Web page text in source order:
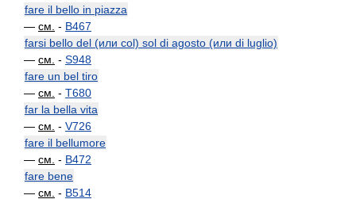
fare il bello in piazza
— см. - B467
farsi bello del (или col) sol di agosto (или di luglio)
— см. - S948
fare un bel tiro
— см. - T680
far la bella vita
— см. - V726
fare il bellumore
— см. - B472
fare bene
— см. - B514